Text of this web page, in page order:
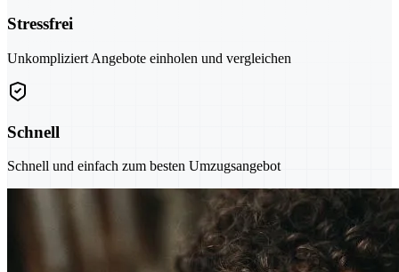
Stressfrei
Unkompliziert Angebote einholen und vergleichen
Schnell
Schnell und einfach zum besten Umzugsangebot